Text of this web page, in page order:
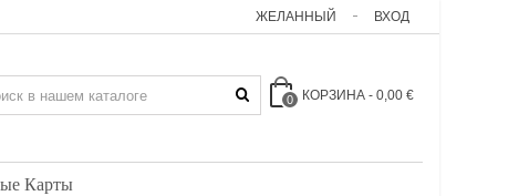
ЖЕЛАННЫЙ ВХОД
0 КОРЗИНА - 0,00 €
Карты